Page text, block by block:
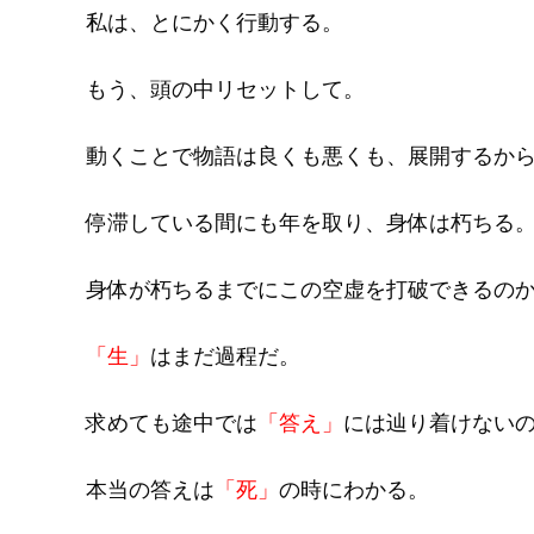
私は、とにかく行動する。
もう、頭の中リセットして。
動くことで物語は良くも悪くも、展開するから
停滞している間にも年を取り、身体は朽ちる。
身体が朽ちるまでにこの空虚を打破できるのか
「生」 はまだ過程だ。
求めても途中では 「答え」 には辿り着けないの
本当の答えは 「死」 の時にわかる。